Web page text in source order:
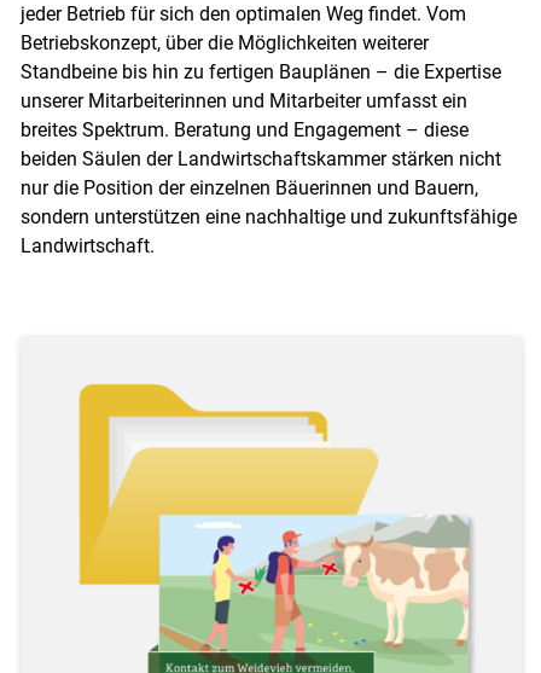
jeder Betrieb für sich den optimalen Weg findet. Vom
Betriebskonzept, über die Möglichkeiten weiterer
Standbeine bis hin zu fertigen Bauplänen – die Expertise
unserer Mitarbeiterinnen und Mitarbeiter umfasst ein
breites Spektrum. Beratung und Engagement – diese
beiden Säulen der Landwirtschaftskammer stärken nicht
nur die Position der einzelnen Bäuerinnen und Bauern,
sondern unterstützen eine nachhaltige und zukunftsfähige
Landwirtschaft.